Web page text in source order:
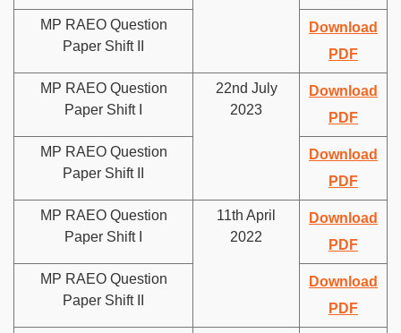
MP RAEO Question
Paper Shift II
Download
PDF
MP RAEO Question
Paper Shift I
22nd July
2023
Download
PDF
MP RAEO Question
Paper Shift II
Download
PDF
MP RAEO Question
Paper Shift I
11th April
2022
Download
PDF
MP RAEO Question
Paper Shift II
Download
PDF